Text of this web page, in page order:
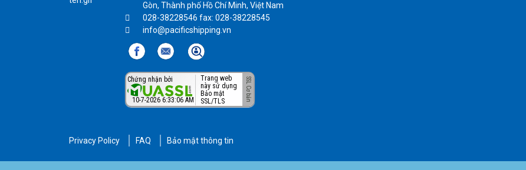
Gòn, Thành phố Hồ Chí Minh, Việt Nam
028-38228546 fax: 028-38228545
info@pacificshipping.vn
Chứng nhận bởi
10-7-2026 6:33:06 AM
Trang web
này sử dụng
Bảo mật
SSL/TLS
Privacy Policy FAQ Bảo mật thông tin